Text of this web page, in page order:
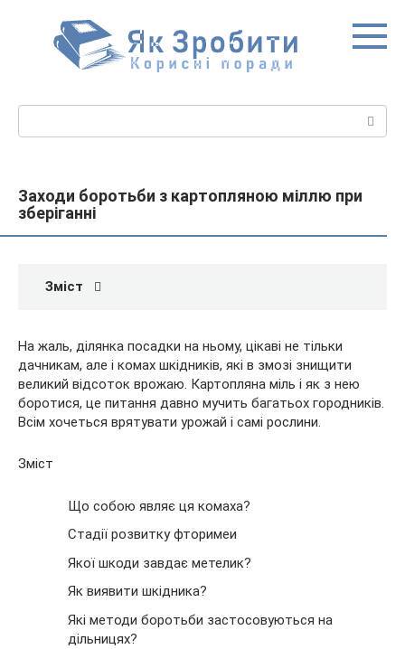
Заходи боротьби з картопляною міллю при
зберіганні
Зміст
На жаль, ділянка посадки на ньому, цікаві не тільки
дачникам, але і комах шкідників, які в змозі знищити
великий відсоток врожаю. Картопляна міль і як з нею
боротися, це питання давно мучить багатьох городників.
Всім хочеться врятувати урожай і самі рослини.
Зміст
Що собою являє ця комаха?
Стадії розвитку фторимеи
Якої шкоди завдає метелик?
Як виявити шкідника?
Які методи боротьби застосовуються на
дільницях?